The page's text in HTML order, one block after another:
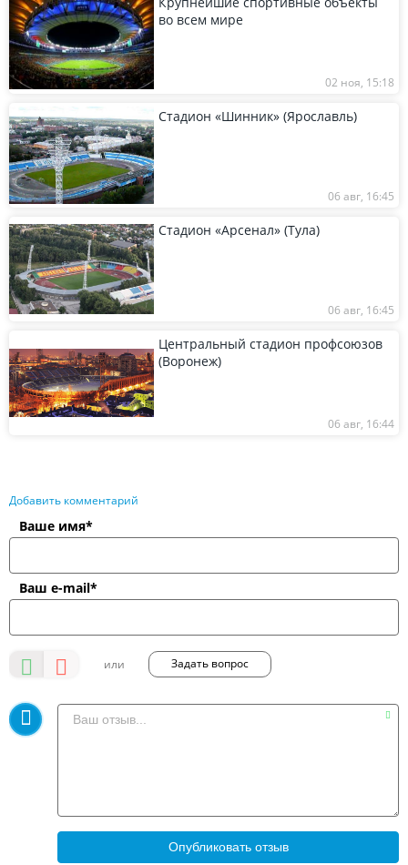
во всем мире
02 ноя, 15:18
Стадион «Шинник» (Ярославль)
06 авг, 16:45
Стадион «Арсенал» (Тула)
06 авг, 16:45
Центральный стадион профсоюзов
(Воронеж)
06 авг, 16:44
Добавить комментарий
Ваше имя*
Ваш e-mail*
Задать вопрос